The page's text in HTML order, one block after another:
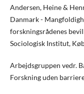
Andersen, Heine &
Danmark -
forskningsrådenes
Sociologisk Institut,
Arbejdsgruppen vedr.
Forskning uden